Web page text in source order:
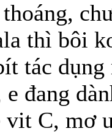
thì bôi
tác
đang
vit C, mơ